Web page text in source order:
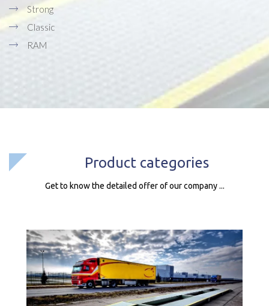
Strong
Classic
RAM
Product categories
Get to know the detailed offer of our company ...